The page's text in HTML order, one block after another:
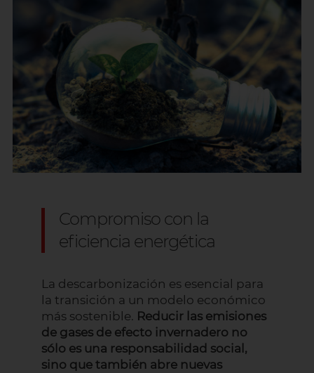
Compromiso con la
eficiencia energética
La descarbonización es esencial para
la transición a un modelo económico
más sostenible. Reducir las emisiones
de gases de efecto invernadero no
sólo es una responsabilidad social,
sino que también abre nuevas